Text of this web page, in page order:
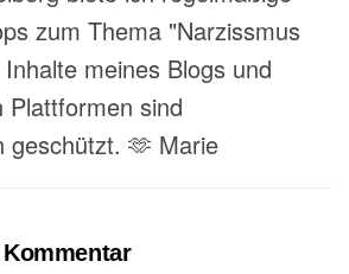
zum Thema "Narzissmus
meines Blogs und
Plattformen sind
geschützt. 🫶 Marie